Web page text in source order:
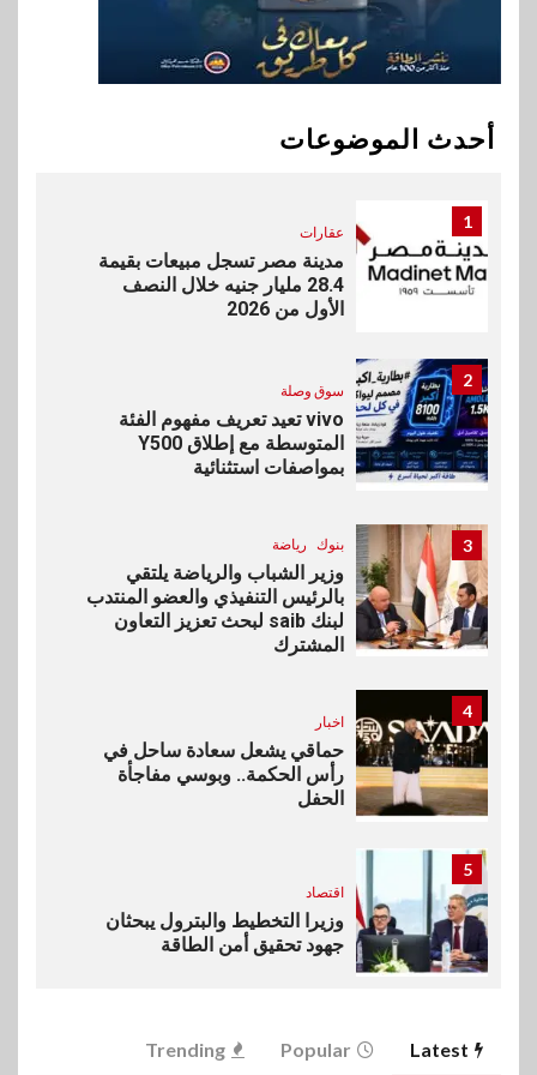
أحدث الموضوعات
بنوك
العالمي للشباب ويقدم العديد من
العروض المجانية
1
عقارات
مدينة مصر تسجل مبيعات بقيمة
28.4 مليار جنيه خلال النصف
الأول من 2026
2
سوق وصلة
vivo تعيد تعريف مفهوم الفئة
المتوسطة مع إطلاق Y500
بمواصفات استثنائية
3 بنوك رياضة
وزير الشباب والرياضة يلتقي
بالرئيس التنفيذي والعضو المنتدب
لبنك saib لبحث تعزيز التعاون
المشترك
4
اخبار
حماقي يشعل سعادة ساحل في
رأس الحكمة.. وبوسي مفاجأة
الحفل
5
اقتصاد
وزيرا التخطيط والبترول يبحثان
جهود تحقيق أمن الطاقة
ارتفاع أسعار النفط مع تصاعد
Latest
Popular
Trending